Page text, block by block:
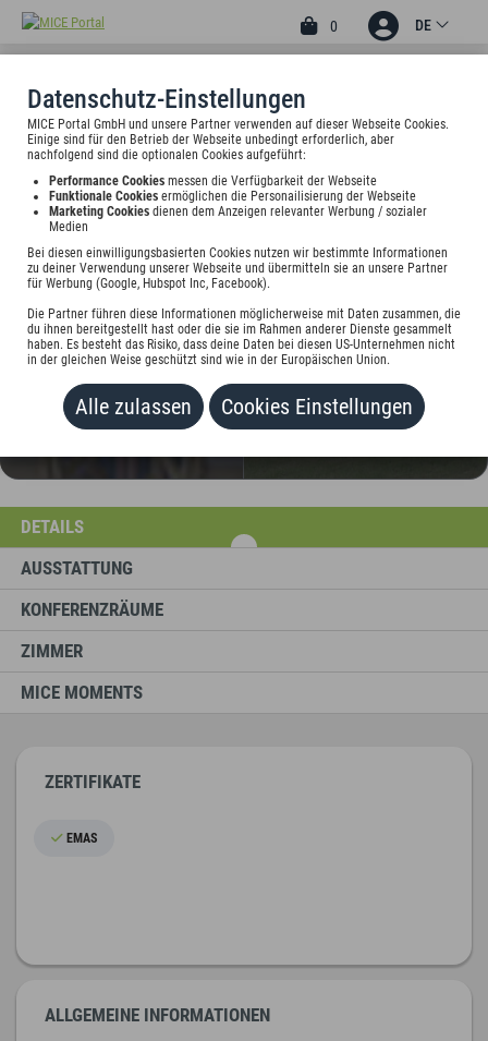
Datenschutz-Einstellungen
MICE Portal GmbH und unsere Partner verwenden auf dieser Webseite Cookies.
Einige sind für den Betrieb der Webseite unbedingt erforderlich, aber
nachfolgend sind die optionalen Cookies aufgeführt:
Performance Cookies messen die Verfügbarkeit der Webseite
Funktionale Cookies ermöglichen die Personailisierung der Webseite
Marketing Cookies dienen dem Anzeigen relevanter Werbung / sozialer
Medien
Bei diesen einwilligungsbasierten Cookies nutzen wir bestimmte Informationen
zu deiner Verwendung unserer Webseite und übermitteln sie an unsere Partner
für Werbung (Google, Hubspot Inc, Facebook).
Die Partner führen diese Informationen möglicherweise mit Daten zusammen, die
du ihnen bereitgestellt hast oder die sie im Rahmen anderer Dienste gesammelt
haben. Es besteht das Risiko, dass deine Daten bei diesen US-Unternehmen nicht
in der gleichen Weise geschützt sind wie in der Europäischen Union.
Alle zulassen Cookies Einstellungen
0 DE
4
BADHOTEL RESTAURANT
STAUFERLAND
Gruibinger Str. 32, 73087 Bad Boll, Deutschland
Preis auf Anfrage
HINZUFÜGEN
DETAILS
AUSSTATTUNG
KONFERENZRÄUME
ZIMMER
MICE MOMENTS
ZERTIFIKATE
EMAS
ALLGEMEINE INFORMATIONEN